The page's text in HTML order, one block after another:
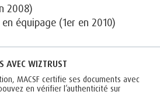
2008)
équipage (1er en 2010)
AVEC WIZTRUST
MACSF certifie ses documents avec
en vérifier l’authenticité sur